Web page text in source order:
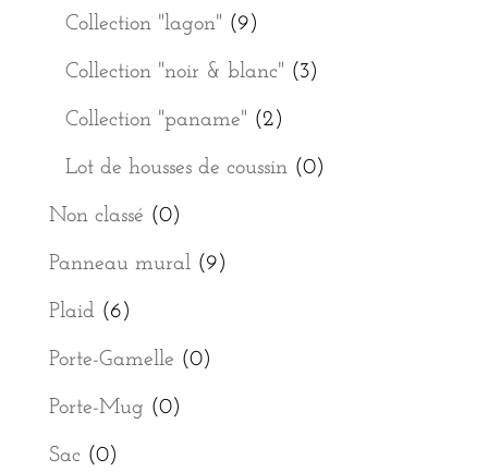
Collection "lagon" (9)
Collection "noir & blanc" (3)
Collection "paname" (2)
Lot de housses de coussin (0)
Non classé (0)
Panneau mural (9)
Plaid (6)
Porte-Gamelle (0)
Porte-Mug (0)
Sac (0)